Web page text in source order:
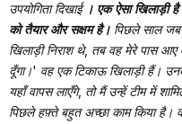
उपयोगिता दिखाई । एक ऐसा खिलाड़ी
को तैयार और सक्षम है। पिछले साल जब
खिलाड़ी निराश थे, तब वह मेरे पास
दूँगा।' वह एक टिकाऊ खिलाड़ी हैं।
यहाँ वापस लाएँगे, तो मैं उन्हें टीम में
पिछले हफ़्ते बहुत अच्छा काम किया है।